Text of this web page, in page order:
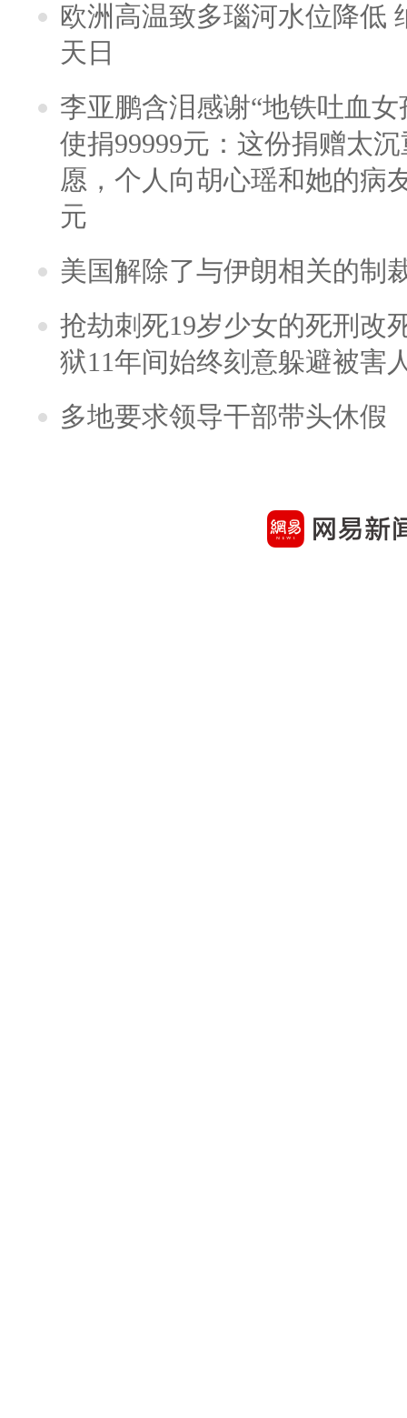
欧洲高温致多瑙河水位降低
天日
李亚鹏含泪感谢“地铁吐血
使捐99999元：这份捐赠太
愿，个人向胡心瑶和她的病
元
美国解除了与伊朗相关的制
抢劫刺死19岁少女的死刑改
狱11年间始终刻意躲避被害
多地要求领导干部带头休假